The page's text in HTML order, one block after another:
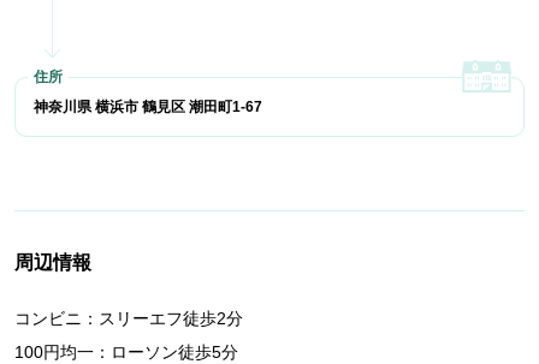
神奈川県 横浜市 鶴見区 潮田町1-67
周辺情報
コンビニ：スリーエフ徒歩2分
100円均一：ローソン徒歩5分